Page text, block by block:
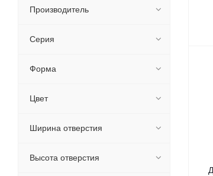
Производитель
Серия
Форма
Цвет
Ширина отверстия
Высота отверстия